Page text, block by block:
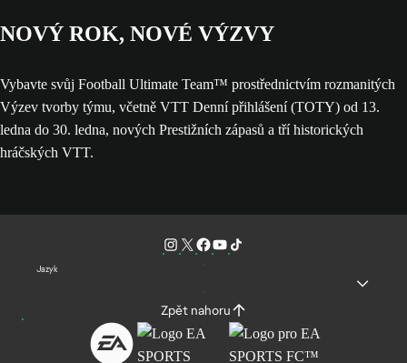
NOVÝ ROK, NOVÉ VÝZVY
Vybavte svůj Football Ultimate Team™ prostřednictvím rozmanitých
Výzev tvorby týmu, včetně VTT Denní přihlášení (TOTY) od 13.
ledna do 30. ledna, nových Prestižních zápasů a tří historických
hráčských VTT.
Jazyk
Zpět nahoru